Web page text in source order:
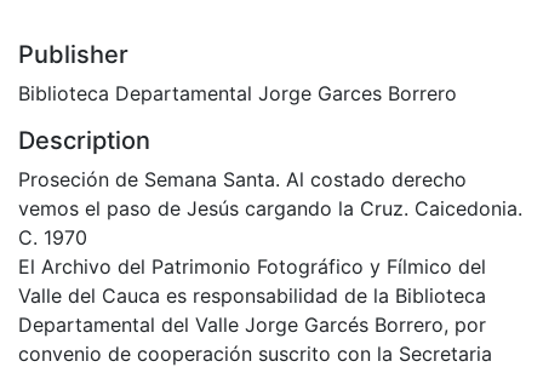
Publisher
Biblioteca Departamental Jorge Garces Borrero
Description
Proseción de Semana Santa. Al costado derecho
vemos el paso de Jesús cargando la Cruz. Caicedonia.
C. 1970
El Archivo del Patrimonio Fotográfico y Fílmico del
Valle del Cauca es responsabilidad de la Biblioteca
Departamental del Valle Jorge Garcés Borrero, por
convenio de cooperación suscrito con la Secretaria